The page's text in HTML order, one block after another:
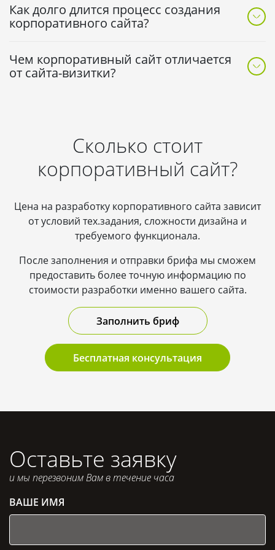
любым вопросам.
договоре. В течение установленного срока
бесплатно устраняем любые выявленные недочёты.
с уникальным дизайном и нестандартным
функционалом — 1,5–2 месяца. При использовании
Как долго длится процесс создания
корпоративного сайта?
структурой: каталоги, интерактивные инструменты,
новостной блок, разделы для партнёров.
Чем корпоративный сайт отличается
от сайта-визитки?
Сколько стоит
корпоративный сайт?
Цена на разработку корпоративного сайта зависит
от условий тех.задания, сложности дизайна и
требуемого функционала.
После заполнения и отправки брифа мы сможем
предоставить более точную информацию по
стоимости разработки именно вашего сайта.
Заполнить бриф
Бесплатная консультация
Оставьте заявку
и мы перезвоним Вам в течение часа
ВАШЕ ИМЯ